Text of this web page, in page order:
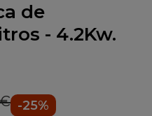
de
- 4.2Kw.
-25%